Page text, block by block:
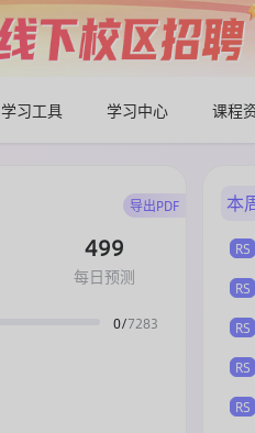
学习工具 学习中心 课程
导出PDF
499
每日预测
0/7283
本
RS
RS
RS
RS
RS